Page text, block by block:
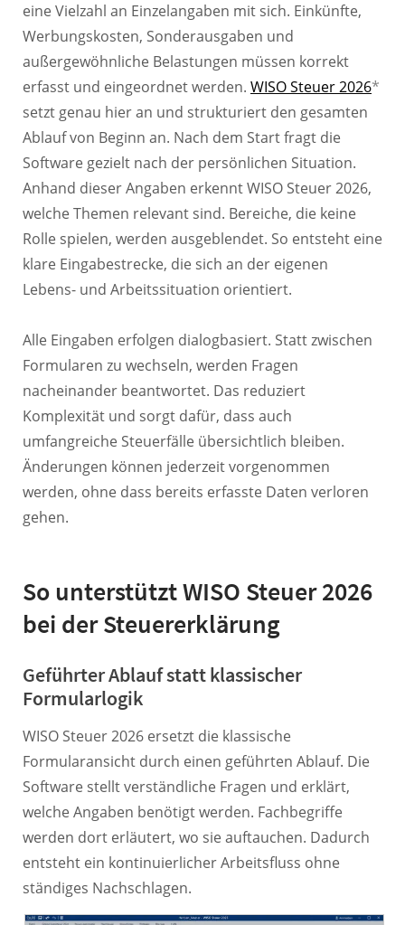
eine Vielzahl an Einzelangaben mit sich. Einkünfte,
Werbungskosten, Sonderausgaben und
außergewöhnliche Belastungen müssen korrekt
erfasst und eingeordnet werden. WISO Steuer 2026*
setzt genau hier an und strukturiert den gesamten
Ablauf von Beginn an. Nach dem Start fragt die
Software gezielt nach der persönlichen Situation.
Anhand dieser Angaben erkennt WISO Steuer 2026,
welche Themen relevant sind. Bereiche, die keine
Rolle spielen, werden ausgeblendet. So entsteht eine
klare Eingabestrecke, die sich an der eigenen
Lebens- und Arbeitssituation orientiert.
Alle Eingaben erfolgen dialogbasiert. Statt zwischen
Formularen zu wechseln, werden Fragen
nacheinander beantwortet. Das reduziert
Komplexität und sorgt dafür, dass auch
umfangreiche Steuerfälle übersichtlich bleiben.
Änderungen können jederzeit vorgenommen
werden, ohne dass bereits erfasste Daten verloren
gehen.
So unterstützt WISO Steuer 2026
bei der Steuererklärung
Geführter Ablauf statt klassischer
Formularlogik
WISO Steuer 2026 ersetzt die klassische
Formularansicht durch einen geführten Ablauf. Die
Software stellt verständliche Fragen und erklärt,
welche Angaben benötigt werden. Fachbegriffe
werden dort erläutert, wo sie auftauchen. Dadurch
entsteht ein kontinuierlicher Arbeitsfluss ohne
ständiges Nachschlagen.